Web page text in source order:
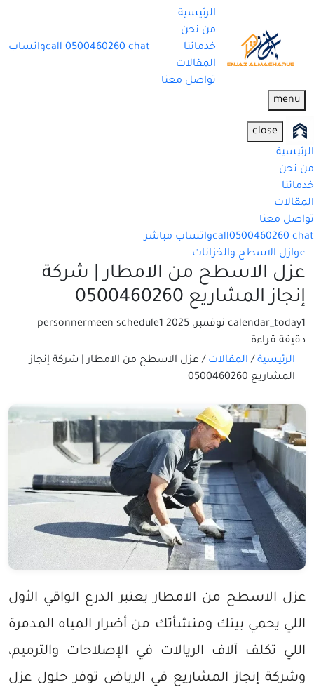
الرئيسية
من نحن
خدماتنا
المقالات
تواصل معنا
call 0500460260 chat واتساب
menu
close
الرئيسية
من نحن
خدماتنا
المقالات
تواصل معنا
call0500460260 chat
واتساب مباشر
عوازل الاسطح والخزانات
عزل الاسطح من الامطار | شركة
إنجاز المشاريع 0500460260
calendar_today1 نوفمبر، 2025 personnermeen schedule1
دقيقة قراءة
الرئيسية / المقالات / عزل الاسطح من الامطار | شركة إنجاز
المشاريع 0500460260
عزل الاسطح من الامطار يعتبر الدرع الواقي الأول
اللي يحمي بيتك ومنشأتك من أضرار المياه المدمرة
اللي تكلف آلاف الريالات في الإصلاحات والترميم،
وشركة إنجاز المشاريع في الرياض توفر حلول عزل